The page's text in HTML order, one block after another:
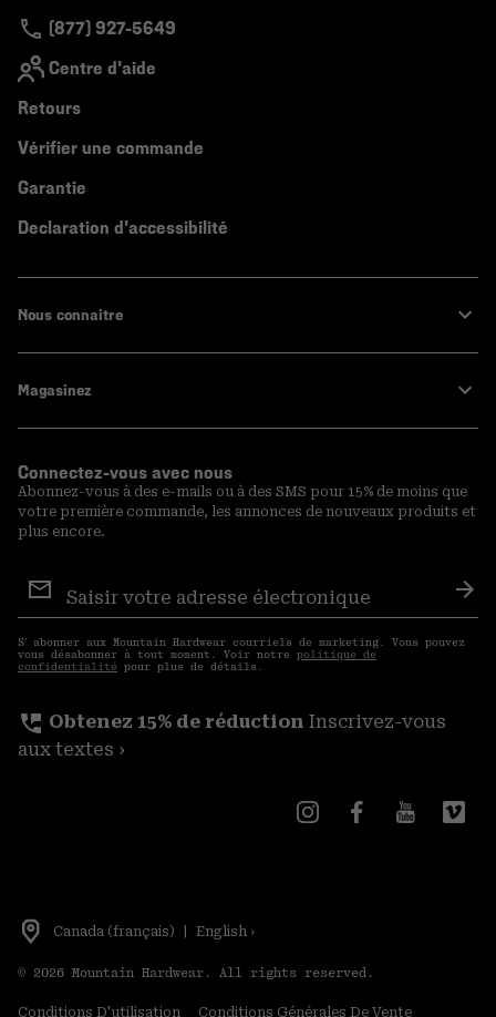
(877) 927-5649
Centre d'aide
Retours
Vérifier une commande
Garantie
Declaration d'accessibilité
Nous connaitre
Magasinez
Connectez-vous avec nous
Abonnez-vous à des e-mails ou à des SMS pour 15% de moins que
votre première commande, les annonces de nouveaux produits et
plus encore.
aux
courriels
S′ abonner aux Mountain Hardwear courriels de marketing. Vous pouvez
vous désabonner à tout moment. Voir notre politique de
confidentialité pour plus de détails.
perm_phone_msg Obtenez 15% de réduction Inscrivez-vous
aux textes ›
Canada (français) English ›
© 2026 Mountain Hardwear. All rights reserved.
Conditions D'utilisation Conditions Générales De Vente